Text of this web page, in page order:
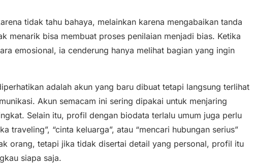
tidak tahu bahaya, melainkan karena mengabaikan tanda
menarik bisa membuat proses penilaian menjadi bias. Ketika
emosional, ia cenderung hanya melihat bagian yang ingin
adalah akun yang baru dibuat tetapi langsung terlihat
Akun semacam ini sering dipakai untuk menjaring
Selain itu, profil dengan biodata terlalu umum juga perlu
traveling”, “cinta keluarga”, atau “mencari hubungan serius”
orang, tetapi jika tidak disertai detail yang personal, profil itu
siapa saja.